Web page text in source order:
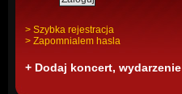
> Szybka rejestracja
> Zapomnialem hasla
+ Dodaj koncert, wydarzenie